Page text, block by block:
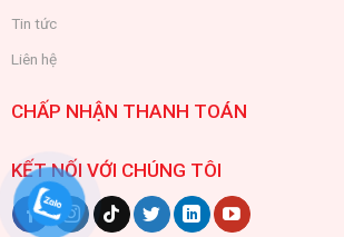
Tin tức
Liên hệ
CHẤP NHẬN THANH TOÁN
KẾT NỐI VỚI CHÚNG TÔI